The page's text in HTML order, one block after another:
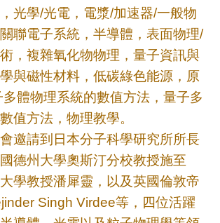
光學/光電，電漿/加速器/一般物
聯電子系統，半導體，表面物理/
，複雜氧化物物理，量子資訊與
與磁性材料，低碳綠色能源，原
體物理系統的數值方法，量子多
值方法，物理教學。
邀請到日本分子科學研究所所長
德州大學奧斯汀分校教授施至
學教授潘犀靈，以及英國倫敦帝
Singh Virdee等，四位活躍